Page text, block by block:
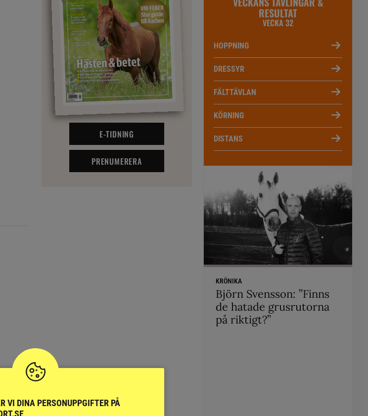
E-TIDNING
PRENUMERERA
RESULTAT
VECKA 32
HOPPNING
DRESSYR
FÄLTTÄVLAN
KÖRNING
DISTANS
KRÖNIKA
Björn Svensson: ”Finns
de hatade grusrutorna
på riktigt?”
VI DINA PERSONUPPGIFTER PÅ